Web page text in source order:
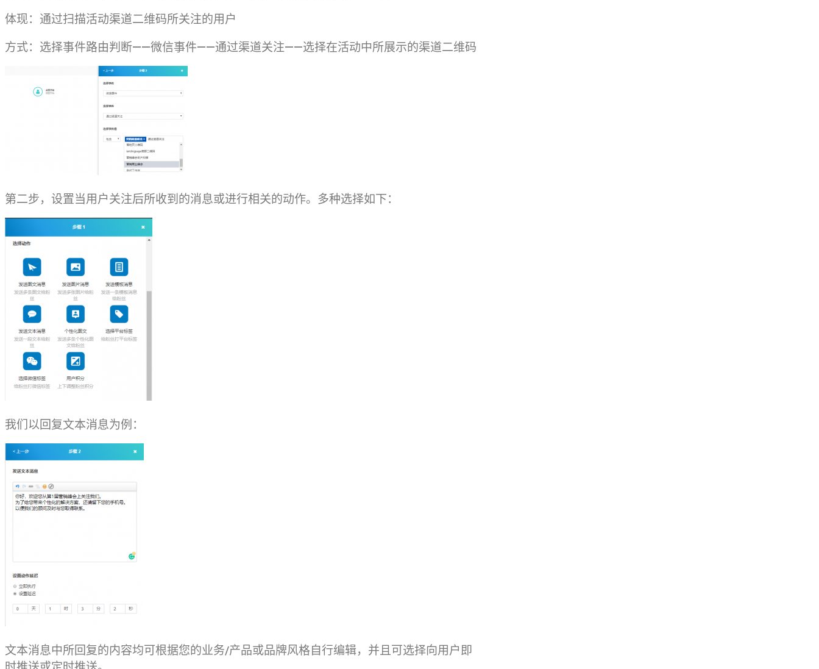
体现：通过扫描活动渠道二维码所关注的用户
方式：选择事件路由判断——微信事件——通过渠道关注——选择在活动中所展示的渠道二维码
第二步，设置当用户关注后所收到的消息或进行相关的动作。多种选择如下：
我们以回复文本消息为例：
文本消息中所回复的内容均可根据您的业务/产品或品牌风格自行编辑，并且可选择向用户即